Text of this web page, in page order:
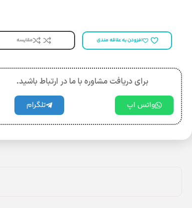
افزودن به علاقه مندی مقایسه
برای دریافت مشاوره با ما در ارتباط باشید.
واتس اپ تلگرام